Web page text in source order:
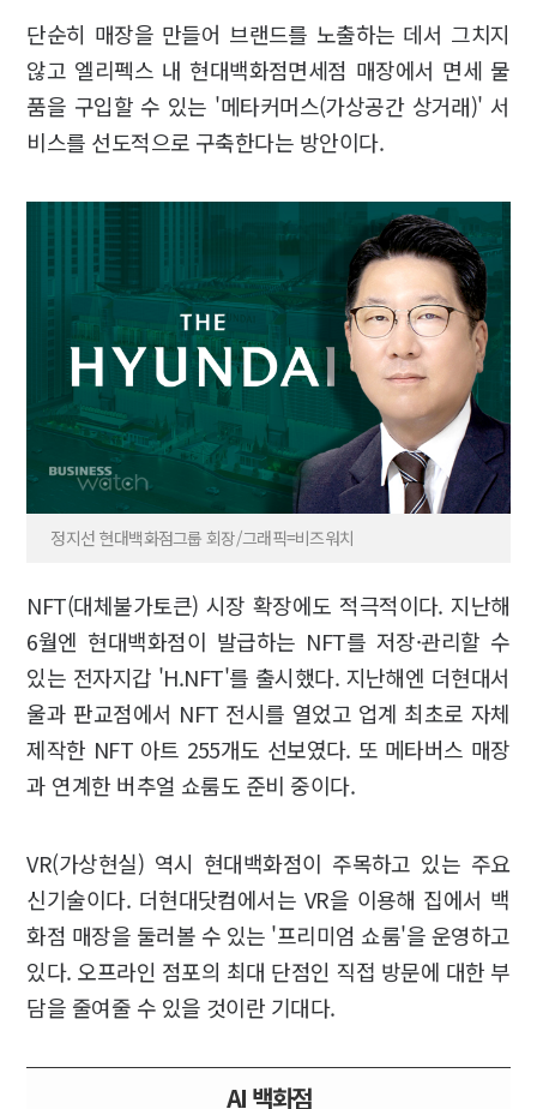
단순히 매장을 만들어 브랜드를 노출하는 데서 그치지
않고 엘리펙스 내 현대백화점면세점 매장에서 면세 물
품을 구입할 수 있는 '메타커머스(가상공간 상거래)' 서
비스를 선도적으로 구축한다는 방안이다.
정지선 현대백화점그룹 회장/그래픽=비즈워치
NFT(대체불가토큰) 시장 확장에도 적극적이다. 지난해
6월엔 현대백화점이 발급하는 NFT를 저장·관리할 수
있는 전자지갑 'H.NFT'를 출시했다. 지난해엔 더현대서
울과 판교점에서 NFT 전시를 열었고 업계 최초로 자체
제작한 NFT 아트 255개도 선보였다. 또 메타버스 매장
과 연계한 버추얼 쇼룸도 준비 중이다.
VR(가상현실) 역시 현대백화점이 주목하고 있는 주요
신기술이다. 더현대닷컴에서는 VR을 이용해 집에서 백
화점 매장을 둘러볼 수 있는 '프리미엄 쇼룸'을 운영하고
있다. 오프라인 점포의 최대 단점인 직접 방문에 대한 부
담을 줄여줄 수 있을 것이란 기대다.
AI 백화점